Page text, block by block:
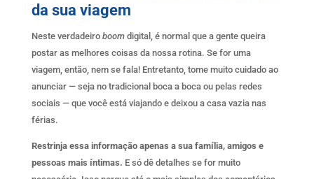
da sua viagem
Neste verdadeiro boomdigital, é normal que a gente queira
postar as melhores coisas da nossa rotina. Se for uma
viagem, então, nem se fala! Entretanto, tome muito cuidado ao
anunciar — seja no tradicional boca a boca ou pelas redes
sociais — que você está viajando e deixou a casa vazia nas
férias.
Restrinja essa informação apenas a sua família, amigos e
pessoas mais íntimas. E só dê detalhes se for muito